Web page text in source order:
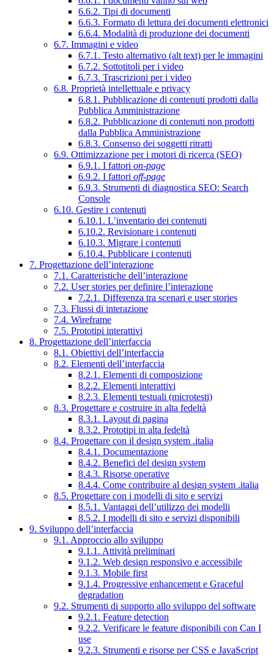
6.6.2. Tipi di documenti
6.6.3. Formato di lettura dei documenti elettronici
6.6.4. Modalità di produzione dei documenti
6.7. Immagini e video
6.7.1. Testo alternativo (alt text) per le immagini
6.7.2. Sottotitoli per i video
6.7.3. Trascrizioni per i video
6.8. Proprietà intellettuale e privacy
6.8.1. Pubblicazione di contenuti prodotti dalla
Pubblica Amministrazione
6.8.2. Pubblicazione di contenuti non prodotti
dalla Pubblica Amministrazione
6.8.3. Consenso dei soggetti ritratti
6.9. Ottimizzazione per i motori di ricerca (SEO)
6.9.1. I fattori on-page
6.9.2. I fattori off-page
6.9.3. Strumenti di diagnostica SEO: Search
Console
6.10. Gestire i contenuti
6.10.1. L’inventario dei contenuti
6.10.2. Revisionare i contenuti
6.10.3. Migrare i contenuti
6.10.4. Pubblicare i contenuti
7. Progettazione dell’interazione
7.1. Caratteristiche dell’interazione
7.2. User stories per definire l’interazione
7.2.1. Differenza tra scenari e user stories
7.3. Flussi di interazione
7.4. Wireframe
7.5. Prototipi interattivi
8. Progettazione dell’interfaccia
8.1. Obiettivi dell’interfaccia
8.2. Elementi dell’interfaccia
8.2.1. Elementi di composizione
8.2.2. Elementi interattivi
8.2.3. Elementi testuali (microtesti)
8.3. Progettare e costruire in alta fedeltà
8.3.1. Layout di pagina
8.3.2. Prototipi in alta fedeltà
8.4. Progettare con il design system .italia
8.4.1. Documentazione
8.4.2. Benefici del design system
8.4.3. Risorse operative
8.4.4. Come contribuire al design system .italia
8.5. Progettare con i modelli di sito e servizi
8.5.1. Vantaggi dell’utilizzo dei modelli
8.5.2. I modelli di sito e servizi disponibili
9. Sviluppo dell’interfaccia
9.1. Approccio allo sviluppo
9.1.1. Attività preliminari
9.1.2. Web design responsivo e accessibile
9.1.3. Mobile first
9.1.4. Progressive enhancement e Graceful
degradation
9.2. Strumenti di supporto allo sviluppo del software
9.2.1. Feature detection
9.2.2. Verificare le feature disponibili con Can I
use
9.2.3. Strumenti e risorse per CSS e JavaScript